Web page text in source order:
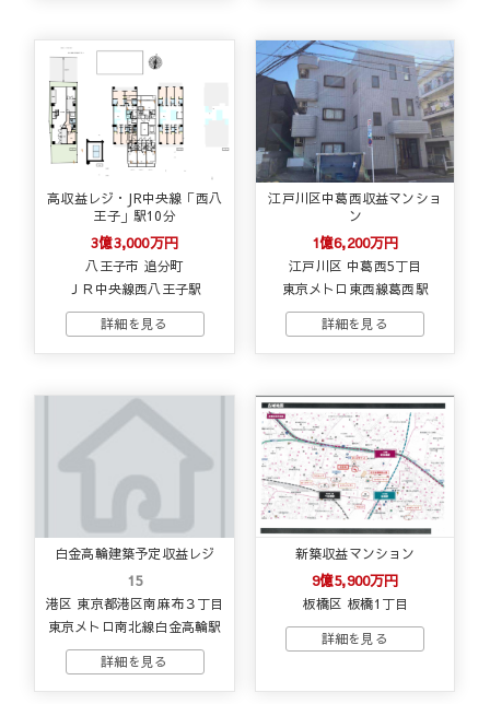
高収益レジ・JR中央線「西八
王子」駅10分
3億3,000万円
八王子市 追分町
ＪＲ中央線西八王子駅
江戸川区中葛西収益マンショ
ン
1億6,200万円
江戸川区 中葛西5丁目
東京メトロ東西線葛西駅
白金高輪建築予定収益レジ
15
港区 東京都港区南麻布３丁目
東京メトロ南北線白金高輪駅
新築収益マンション
9億5,900万円
板橋区 板橋1丁目